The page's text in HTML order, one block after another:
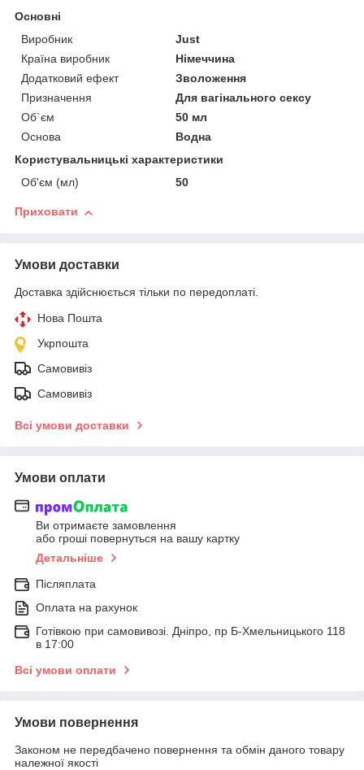
Основні
Виробник
Just
Країна виробник
Німеччина
Додатковий ефект
Зволоження
Призначення
Для вагінального сексу
Об`єм
50 мл
Основа
Водна
Користувальницькі характеристики
Об'єм (мл)
50
Приховати
Умови доставки
Доставка здійснюється тільки по передоплаті.
Нова Пошта
Укрпошта
Самовивіз
Самовивіз
Всі умови доставки
Умови оплати
Ви отримаєте замовлення
або гроші повернуться на вашу картку
Детальніше
Післяплата
Оплата на рахунок
Готівкою при самовивозі. Дніпро, пр Б-Хмельницького 118
в 17:00
Всі умови оплати
Умови повернення
Законом не передбачено повернення та обмін даного товару
належної якості